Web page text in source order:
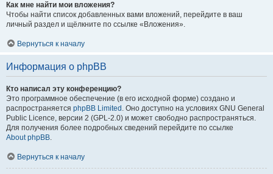
Как мне найти мои вложения?
Чтобы найти список добавленных вами вложений, перейдите в ваш
личный раздел и щёлкните по ссылке «Вложения».
Вернуться к началу
Информация о phpBB
Кто написал эту конференцию?
Это программное обеспечение (в его исходной форме) создано и
распространяется phpBB Limited . Оно доступно на условиях GNU General
Public Licence, версии 2 (GPL-2.0) и может свободно распространяться.
Для получения более подробных сведений перейдите по ссылке
About phpBB.
Вернуться к началу